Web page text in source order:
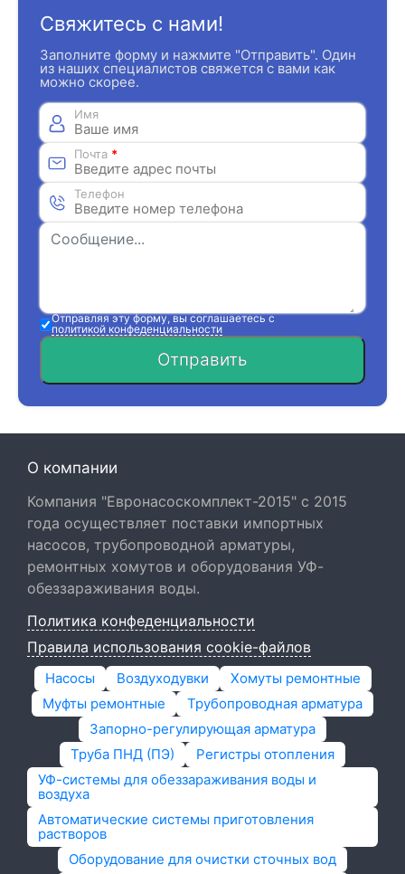
Свяжитесь с нами!
Заполните форму и нажмите "Отправить". Один
из наших специалистов свяжется с вами как
можно скорее.
Имя
Почта *
Телефон
Отправляя эту форму, вы соглашаетесь с
политикой конфеденциальности
Отправить
О компании
Компания "Евронасоскомплект-2015" с 2015
года осуществляет поставки импортных
насосов, трубопроводной арматуры,
ремонтных хомутов и оборудования УФ-
обеззараживания воды.
Политика конфеденциальности
Правила использования cookie-файлов
Насосы Воздуходувки
Хомуты ремонтные
Муфты ремонтные
Трубопроводная арматура
Запорно-регулирующая арматура
Труба ПНД (ПЭ)
Регистры отопления
УФ-системы для обеззараживания воды и
воздуха
Автоматические системы приготовления
растворов
Оборудование для очистки сточных вод